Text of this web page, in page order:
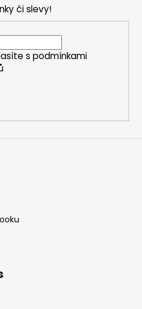
či slevy!
s podmínkami